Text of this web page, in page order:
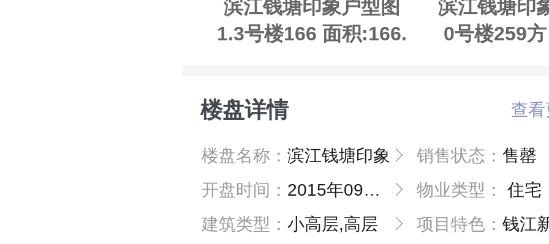
滨江钱塘印象户型图
1.3号楼166 面积:166.
滨江钱塘印
0号楼259
楼盘详情 查
楼盘名称： 滨江钱塘印象 销售状态： 售罄
开盘时间： 2015年09月16日 物业类型：
住宅
建筑类型： 小高层,高层 项目特色： 钱江新城滨江品牌